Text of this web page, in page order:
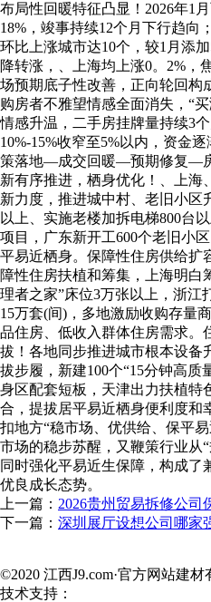
布局性回暖特征凸显！2026年1
18%，竣事持续12个月下行趋向
环比上涨城市达10个，较1月添
降转涨，、上海均上涨0。2%，
场预期底子性改善，正向轮回构
购房者不雅望情感全面消失，“
情感升温，二手房挂牌量持续3
10%-15%收窄至5%以内，资金
策落地—成交回暖—预期修复—
新有序推进，栖身优化！、上海
新力度，推进城中村、老旧小区
以上、实施老楼加拆电梯800台
项目，广东新开工600个老旧小
平易近栖身。保障性住房供给扩
障性住房扶植和筹集，上海明白
理者之家”床位3万张以上，浙江
15万套(间)，多地激励收购存量
品住房、低收入群体住房需求。
拔！各地同步推进城市根本设备
拔步履，新建100个“15分钟高质
身区配套短板，天津出力扶植特
合，提拔居平易近栖身便利度和
扣地方“稳市场、优供给、保平
市场的稳步苏醒，又鞭策行业从
同时强化平易近生保障，构成了
优良成长态势。
上一篇： 2026贵州贸易拆修公司
下一篇： 深圳展厅设想公司哪家
©2020 江西J9.com·官方网站建材
技术支持：